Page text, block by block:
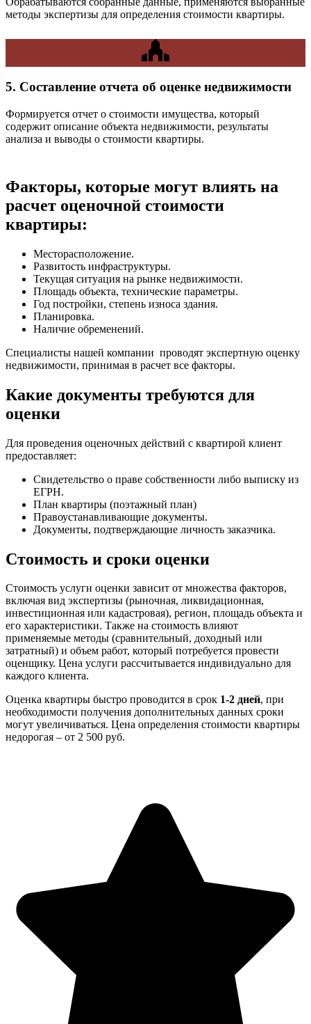
методы экспертизы для определения стоимости квартиры.
5. Составление отчета об оценке недвижимости
Формируется отчет о стоимости имущества, который
содержит описание объекта недвижимости, результаты
анализа и выводы о стоимости квартиры.
Факторы, которые могут влиять на
расчет оценочной стоимости
квартиры:
Месторасположение.
Развитость инфраструктуры.
Текущая ситуация на рынке недвижимости.
Площадь объекта, технические параметры.
Год постройки, степень износа здания.
Планировка.
Наличие обременений.
Специалисты нашей компании проводят экспертную оценку
недвижимости, принимая в расчет все факторы.
Какие документы требуются для
оценки
Для проведения оценочных действий с квартирой клиент
предоставляет:
Свидетельство о праве собственности либо выписку из
ЕГРН.
План квартиры (поэтажный план)
Правоустанавливающие документы.
Документы, подтверждающие личность заказчика.
Стоимость и сроки оценки
Стоимость услуги оценки зависит от множества факторов,
включая вид экспертизы (рыночная, ликвидационная,
инвестиционная или кадастровая), регион, площадь объекта и
его характеристики. Также на стоимость влияют
применяемые методы (сравнительный, доходный или
затратный) и объем работ, который потребуется провести
оценщику. Цена услуги рассчитывается индивидуально для
каждого клиента.
Оценка квартиры быстро проводится в срок 1-2 дней, при
необходимости получения дополнительных данных сроки
могут увеличиваться. Цена определения стоимости квартиры
недорогая – от 2 500 руб.